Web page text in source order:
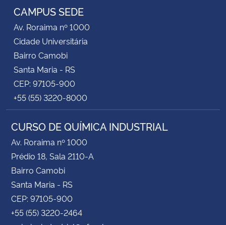
Gabinete de Segurança Institucional
Advocacia-Geral da União
Banco Central do Brasil
Planalto
CAMPUS SEDE
Av. Roraima nº 1000
Cidade Universitária
Bairro Camobi
Santa Maria - RS
CEP: 97105-900
+55 (55) 3220-8000
CURSO DE QUÍMICA INDUSTRIAL
Av. Roraima nº 1000
Prédio 18, Sala 2110-A
Bairro Camobi
Santa Maria - RS
CEP: 97105-900
+55 (55) 3220-2464